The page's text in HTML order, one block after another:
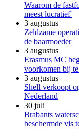
Waarom de
meest lucratief'
3 augustus
Zeldzame
de baarmoeder
3 augustus
Erasmus MC
voorkomen bij
3 augustus
Shell verkoopt
Nederland
30 juli
Brabants
beschermde vis